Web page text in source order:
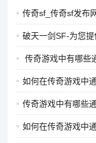
饰品与挂件：戒指、
背包挂件、武器挂件
饰品和挂件可以通
得。选择一些造型独
让角色的外观更加丰
称号与徽记：完成特
争等，玩家可以获得
以显示在角色的名字
传奇sf_传奇sf发布
破天一剑SF-为您
传奇游戏中有哪些
如何在传奇游戏中
传奇游戏中有哪些
如何在传奇游戏中